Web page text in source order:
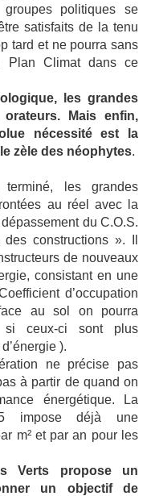
politiques se
satisfaits de la tenu
tard et ne pourra sans
Plan Climat dans ce
les grandes
Mais enfin,
nécessité est la
zèle des néophytes.
les grandes
au réel avec la
du C.O.S.
constructions ». Il
de nouveaux
consistant en une
d’occupation
au sol on pourra
si ceux-ci sont plus
).
ne précise pas
à partir de quand on
énergétique. La
impose déjà une
m² et par an pour les
Verts propose un
un objectif de